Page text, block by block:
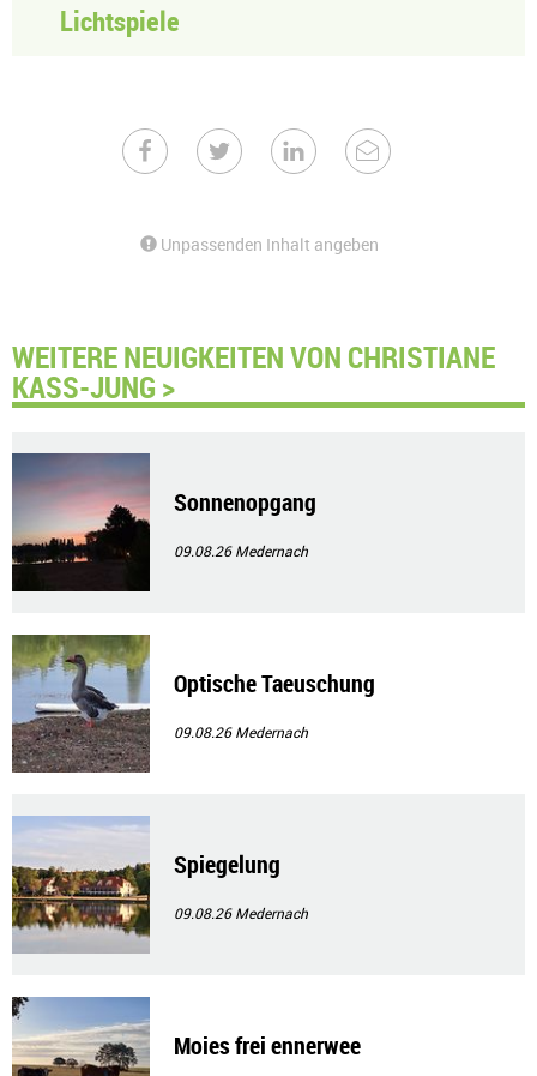
Lichtspiele
Unpassenden Inhalt angeben
WEITERE NEUIGKEITEN VON CHRISTIANE
KASS-JUNG >
Sonnenopgang
09.08.26Medernach
Optische Taeuschung
09.08.26Medernach
Spiegelung
09.08.26Medernach
Moies frei ennerwee